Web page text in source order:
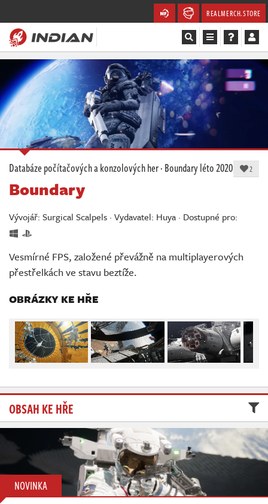
REALMERCH.STORE
Magazín
Recenze
Videa
Soutěže
Databáze
Komunita
Živě
Databáze počítačových a konzolových her·Boundaryléto 2020 2
Boundary
Vývojář: Surgical Scalpels · Vydavatel: Huya · Dostupné pro:
Vesmírné FPS, založené převážně na multiplayerových
přestřelkách ve stavu beztíže.
OBRÁZKY KE HŘE
OBSAH KE HŘE
NOVINKA